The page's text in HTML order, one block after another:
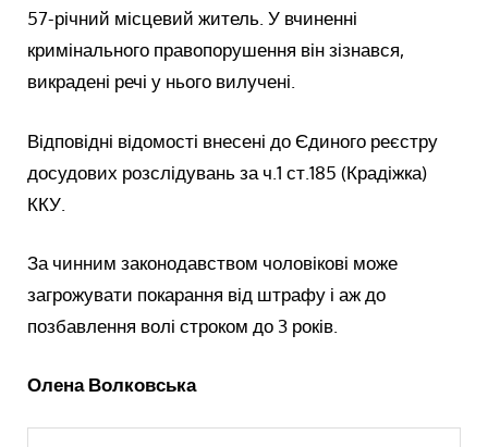
57-річний місцевий житель. У вчиненні
кримінального правопорушення він зізнався,
викрадені речі у нього вилучені.
Відповідні відомості внесені до Єдиного реєстру
досудових розслідувань за ч.1 ст.185 (Крадіжка)
ККУ.
За чинним законодавством чоловікові може
загрожувати покарання від штрафу і аж до
позбавлення волі строком до 3 років.
Олена Волковська